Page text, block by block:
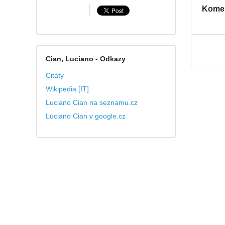
Cian, Luciano - Odkazy
Citáty
Wikipedia [IT]
Luciano Cian na seznamu.cz
Luciano Cian v google.cz